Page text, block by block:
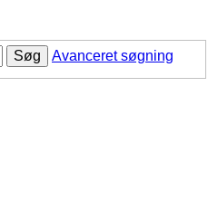
Søg Avanceret søgning